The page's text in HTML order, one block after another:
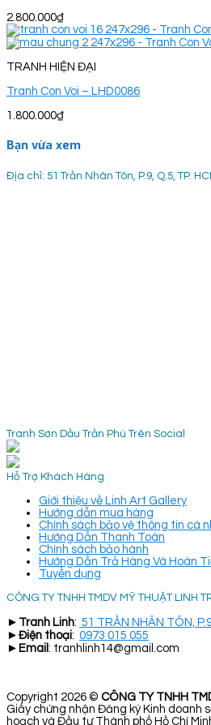
2.800.000₫
TRANH HIỆN ĐẠI
Tranh Con Voi – LHD0086
1.800.000₫
Bạn vừa xem
Địa chỉ: 51 Trần Nhân Tôn, P.9, Q.5, TP.
Tranh Sơn Dầu Trần Phú Trên Social
Hỗ Trợ Khách Hàng
Giới thiệu về Linh Art Gallery
Hướng dẫn mua hàng
Chính sách bảo vệ thông tin cá
Hướng Dẫn Thanh Toán
Chính sách bảo hành
Hướng Dẫn Trả Hàng Và Hoàn
Tuyển dụng
CÔNG TY TNHH TMDV MỸ THUẬT LINH
► Tranh Linh: 51 TRẦN NHÂN TÔN,
► Điện thoại: 0973 015 055
► Email : tranhlinh14@gmail.com
Copyright 2026 © CÔNG TY TNHH
Giấy chứng nhận Đăng ký Kinh doanh
hoạch và Đầu tư Thành phố Hồ Chí